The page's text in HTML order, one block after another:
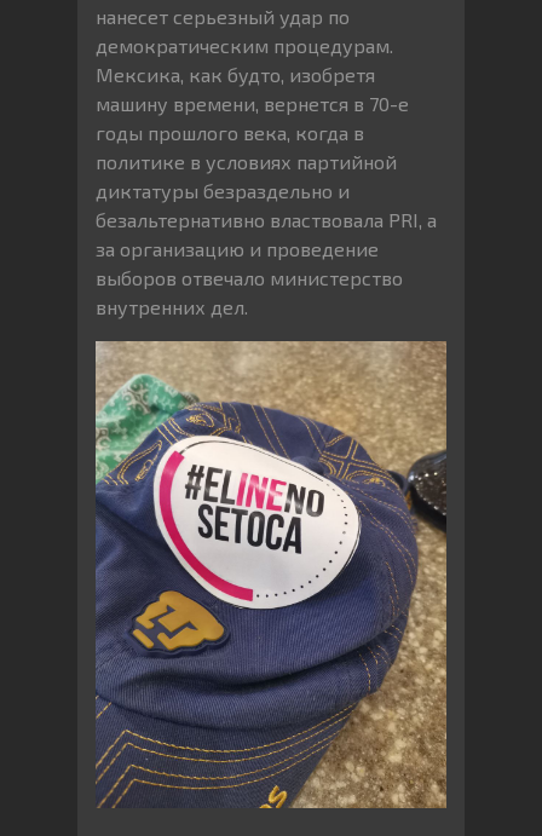
нанесет серьезный удар по
демократическим процедурам.
Мексика, как будто, изобретя
машину времени, вернется в 70-е
годы прошлого века, когда в
политике в условиях партийной
диктатуры безраздельно и
безальтернативно властвовала PRI, а
за организацию и проведение
выборов отвечало министерство
внутренних дел.